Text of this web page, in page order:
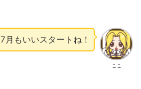
ここ
7月もいいスタートね！